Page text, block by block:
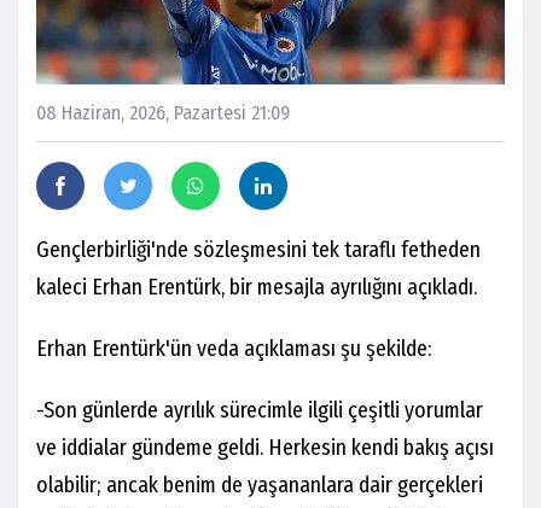
08 Haziran, 2026, Pazartesi 21:09
Gençlerbirliği'nde sözleşmesini tek taraflı fetheden
kaleci Erhan Erentürk, bir mesajla ayrılığını açıkladı.
Erhan Erentürk'ün veda açıklaması şu şekilde:
-Son günlerde ayrılık sürecimle ilgili çeşitli yorumlar
ve iddialar gündeme geldi. Herkesin kendi bakış açısı
olabilir; ancak benim de yaşananlara dair gerçekleri